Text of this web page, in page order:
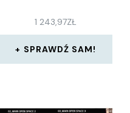
1 243,97ZŁ
SPRAWDŹ SAM!